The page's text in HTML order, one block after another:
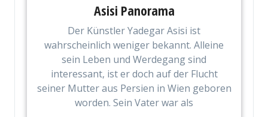
Asisi Panorama
Der Künstler Yadegar Asisi ist
wahrscheinlich weniger bekannt. Alleine
sein Leben und Werdegang sind
interessant, ist er doch auf der Flucht
seiner Mutter aus Persien in Wien geboren
worden. Sein Vater war als